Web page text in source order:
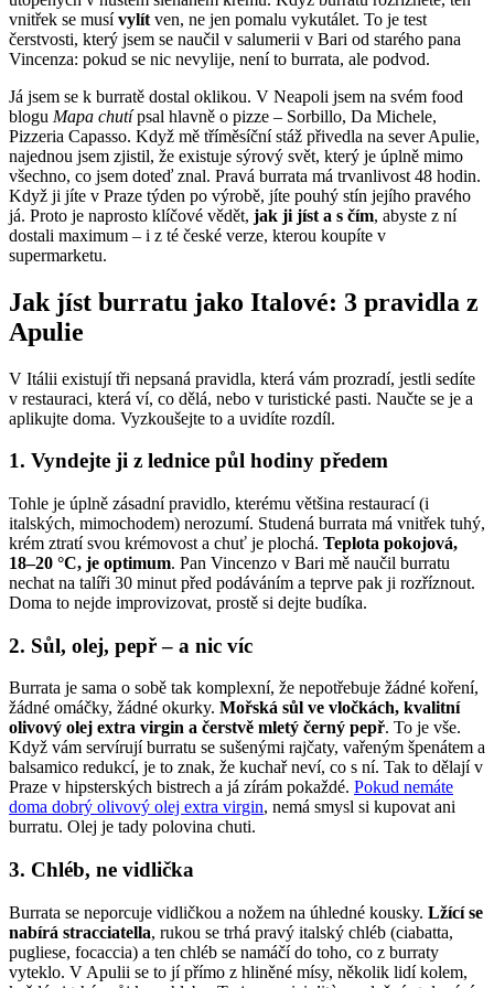
vnitřek se musívylít ven, ne jen pomalu vykutálet. To je test
čerstvosti, který jsem se naučil v salumerii v Bari od starého pana
Vincenza: pokud se nic nevylije, není to burrata, ale podvod.
Já jsem se k burratě dostal oklikou. V Neapoli jsem na svém food
blogu Mapa chutípsal hlavně o pizze – Sorbillo, Da Michele,
Pizzeria Capasso. Když mě tříměsíční stáž přivedla na sever Apulie,
najednou jsem zjistil, že existuje sýrový svět, který je úplně mimo
všechno, co jsem doteď znal. Pravá burrata má trvanlivost 48 hodin.
Když ji jíte v Praze týden po výrobě, jíte pouhý stín jejího pravého
já. Proto je naprosto klíčové vědět, jak ji jíst a s čím, abyste z ní
dostali maximum – i z té české verze, kterou koupíte v
supermarketu.
Jak jíst burratu jako Italové: 3 pravidla z
Apulie
V Itálii existují tři nepsaná pravidla, která vám prozradí, jestli sedíte
v restauraci, která ví, co dělá, nebo v turistické pasti. Naučte se je a
aplikujte doma. Vyzkoušejte to a uvidíte rozdíl.
1. Vyndejte ji z lednice půl hodiny předem
Tohle je úplně zásadní pravidlo, kterému většina restaurací (i
italských, mimochodem) nerozumí. Studená burrata má vnitřek tuhý,
krém ztratí svou krémovost a chuť je plochá. Teplota pokojová,
18–20 °C, je optimum. Pan Vincenzo v Bari mě naučil burratu
nechat na talíři 30 minut před podáváním a teprve pak ji rozříznout.
Doma to nejde improvizovat, prostě si dejte budíka.
2. Sůl, olej, pepř – a nic víc
Burrata je sama o sobě tak komplexní, že nepotřebuje žádné koření,
žádné omáčky, žádné okurky. Mořská sůl ve vločkách, kvalitní
olivový olej extra virgin a čerstvě mletý černý pepř. To je vše.
Když vám servírují burratu se sušenými rajčaty, vařeným špenátem a
balsamico redukcí, je to znak, že kuchař neví, co s ní. Tak to dělají v
Praze v hipsterských bistrech a já zírám pokaždé. Pokud nemáte
doma dobrý olivový olej extra virgin, nemá smysl si kupovat ani
burratu. Olej je tady polovina chuti.
3. Chléb, ne vidlička
Burrata se neporcuje vidličkou a nožem na úhledné kousky. Lžící se
nabírá stracciatella, rukou se trhá pravý italský chléb (ciabatta,
pugliese, focaccia) a ten chléb se namáčí do toho, co z burraty
vyteklo. V Apulii se to jí přímo z hliněné mísy, několik lidí kolem,